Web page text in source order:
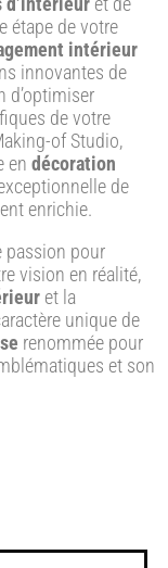
étape de votre
intérieur
innovantes de
d’optimiser
de votre
of Studio,
en décoration
de
enrichie.
passion pour
vision en réalité,
et la
unique de
renommée pour
et son